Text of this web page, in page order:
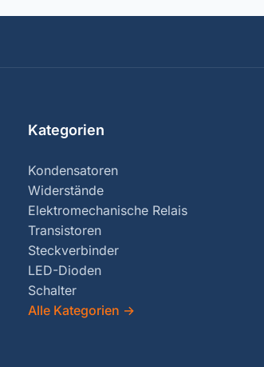
Kategorien
Kondensatoren
Widerstände
Elektromechanische Relais
Transistoren
Steckverbinder
LED-Dioden
Schalter
Alle Kategorien →